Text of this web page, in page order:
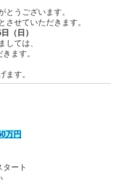
とうございます。
せていただきます。
（日）
しては、
ます。
ます。
万円
ート